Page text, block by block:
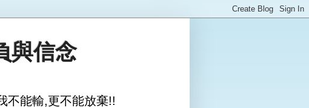
與信念
不能輸,更不能放棄!!